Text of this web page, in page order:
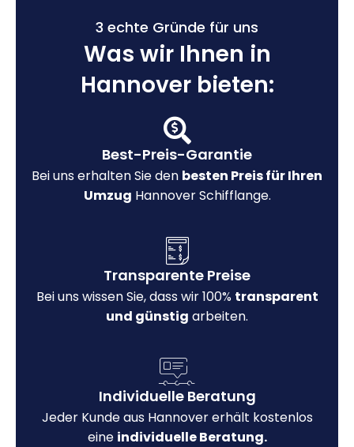
3 echte Gründe für uns
Was wir Ihnen in
Hannover bieten:
Best-Preis-Garantie
Bei uns erhalten Sie den besten Preis für Ihren
Umzug Hannover Schifflange.
Transparente Preise
Bei uns wissen Sie, dass wir 100% transparent
und günstig arbeiten.
Individuelle Beratung
Jeder Kunde aus Hannover erhält kostenlos
eine individuelle Beratung.